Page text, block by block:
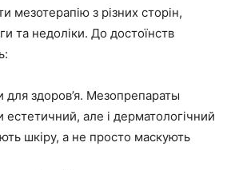
мезотерапію з різних сторін,
та недоліки. До достоїнств
для здоров’я. Мезопрепараты
естетичний, але і дерматологічний
шкіру, а не просто маскують